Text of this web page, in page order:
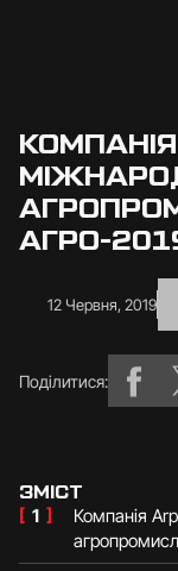
КОМПАНІЯ
АГРО-
12 Червня, 2019
Поділитися:
ЗМІСТ
[ 1 ]
Компанія Arpal взяла участь у ХХХІ міжнародній